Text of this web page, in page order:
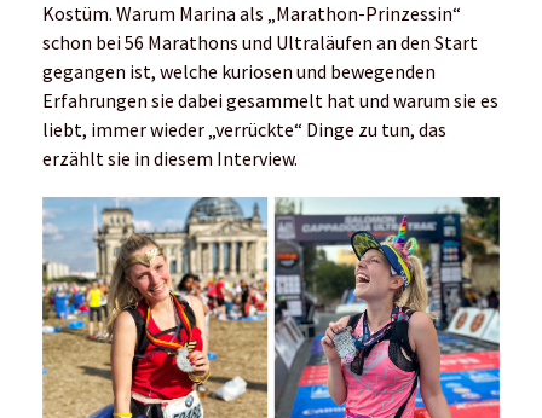
Kostüm. Warum Marina als „Marathon-Prinzessin“
schon bei 56 Marathons und Ultraläufen an den Start
gegangen ist, welche kuriosen und bewegenden
Erfahrungen sie dabei gesammelt hat und warum sie es
liebt, immer wieder „verrückte“ Dinge zu tun, das
erzählt sie in diesem Interview.